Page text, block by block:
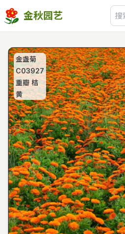
金秋园艺
金盏菊
C03927
重瓣 桔
黄